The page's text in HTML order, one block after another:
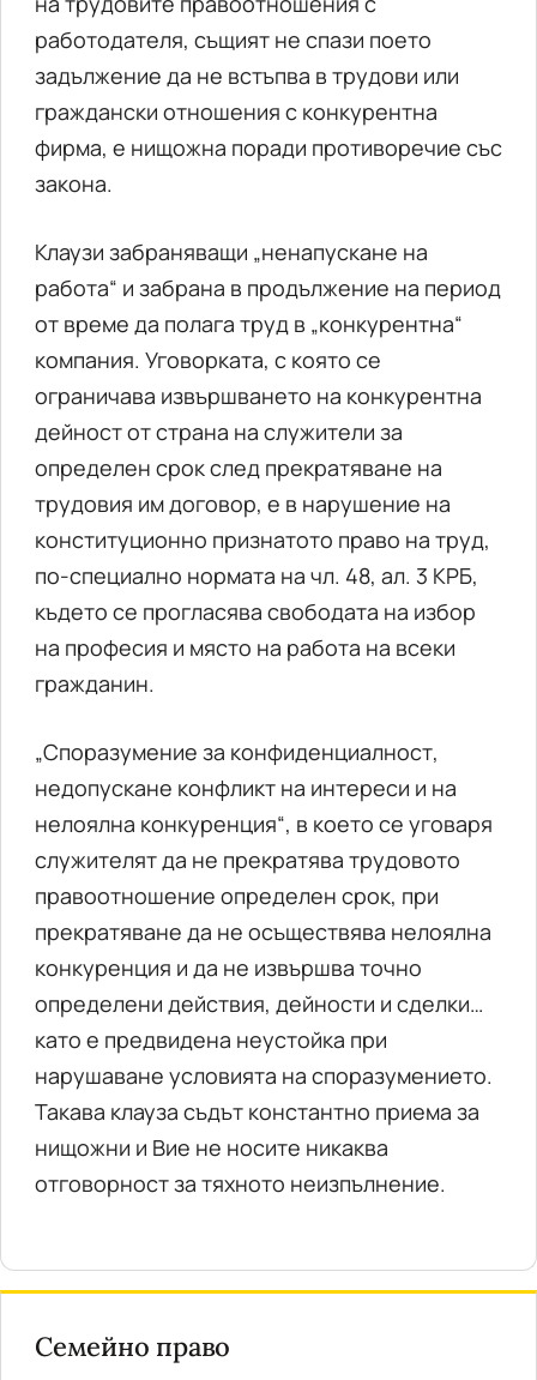
работодателя, същият не спази поето
задължение да не встъпва в трудови или
граждански отношения с конкурентна
фирма, е нищожна поради противоречие със
закона.
Клаузи забраняващи „ненапускане на
работа“ и забрана в продължение на период
от време да полага труд в „конкурентна“
компания. Уговорката, с която се
ограничава извършването на конкурентна
дейност от страна на служители за
определен срок след прекратяване на
трудовия им договор, е в нарушение на
конституционно признатото право на труд,
по-специално нормата на чл. 48, ал. 3 КРБ,
където се прогласява свободата на избор
на професия и място на работа на всеки
гражданин.
„Споразумение за конфиденциалност,
недопускане конфликт на интереси и на
нелоялна конкуренция“, в което се уговаря
служителят да не прекратява трудовото
правоотношение определен срок, при
прекратяване да не осъществява нелоялна
конкуренция и да не извършва точно
определени действия, дейности и сделки…
като е предвидена неустойка при
нарушаване условията на споразумението.
Такава клауза съдът константно приема за
нищожни и Вие не носите никаква
отговорност за тяхното неизпълнение.
Семейно право